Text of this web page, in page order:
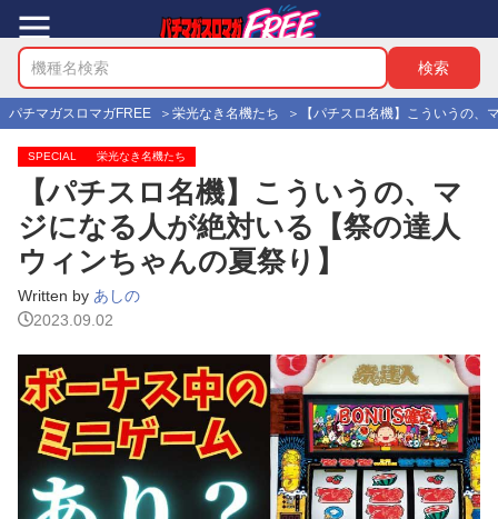
パチマガスロマガFREE 栄光なき名機たち 【パチスロ名機】こういうの
SPECIAL 栄光なき名機たち
【パチスロ名機】こういうの、マ
ジになる人が絶対いる【祭の達人
ウィンちゃんの夏祭り】
Written by あしの
2023.09.02